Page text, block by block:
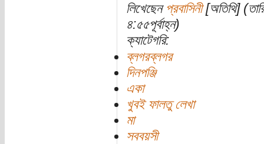
লিখেছেন প্রবাসিনী[অতিথি]
৪:৫৫পূর্বাহ্ন)
ক্যাটেগরি:
ব্লগরব্লগর
দিনপঞ্জি
একা
খুবই ফালতু লেখা
মা
সববয়সী